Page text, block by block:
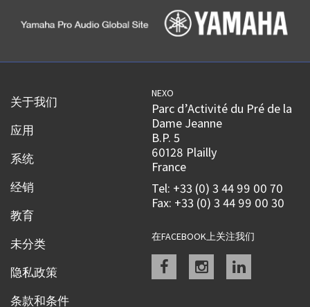
关于我们
应用
系统
经销
教育
未分类
隐私政策
条款和条件
NEXO
Parc d’Activité du Pré de la
Dame Jeanne
B.P. 5
60128 Plailly
France
Tel: +33 (0) 3 44 99 00 70
Fax: +33 (0) 3 44 99 00 30
在FACEBOOK上关注我们
Facebookinstagramlinkedin